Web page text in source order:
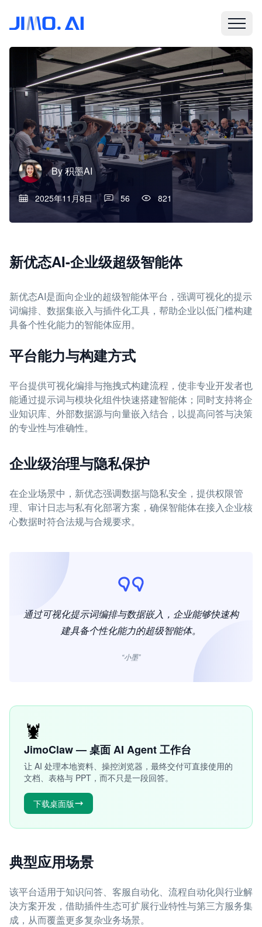
By积墨AI
2025年11月8日 56 821
新优态AI-企业级超级智能体
新优态AI是面向企业的超级智能体平台，强调可视化的提示
词编排、数据集嵌入与插件化工具，帮助企业以低门槛构建
具备个性化能力的智能体应用。
平台能力与构建方式
平台提供可视化编排与拖拽式构建流程，使非专业开发者也
能通过提示词与模块化组件快速搭建智能体；同时支持将企
业知识库、外部数据源与向量嵌入结合，以提高问答与决策
的专业性与准确性。
企业级治理与隐私保护
在企业场景中，新优态强调数据与隐私安全，提供权限管
理、审计日志与私有化部署方案，确保智能体在接入企业核
心数据时符合法规与合规要求。
通过可视化提示词编排与数据嵌入，企业能够快速构
建具备个性化能力的超级智能体。
“小墨”
🦞
JimoClaw — 桌面 AI Agent 工作台
让 AI 处理本地资料、操控浏览器，最终交付可直接使用的
文档、表格与 PPT，而不只是一段回答。
下载桌面版
典型应用场景
该平台适用于知识问答、客服自动化、流程自动化與行业解
决方案开发，借助插件生态可扩展行业特性与第三方服务集
成，从而覆盖更多复杂业务场景。